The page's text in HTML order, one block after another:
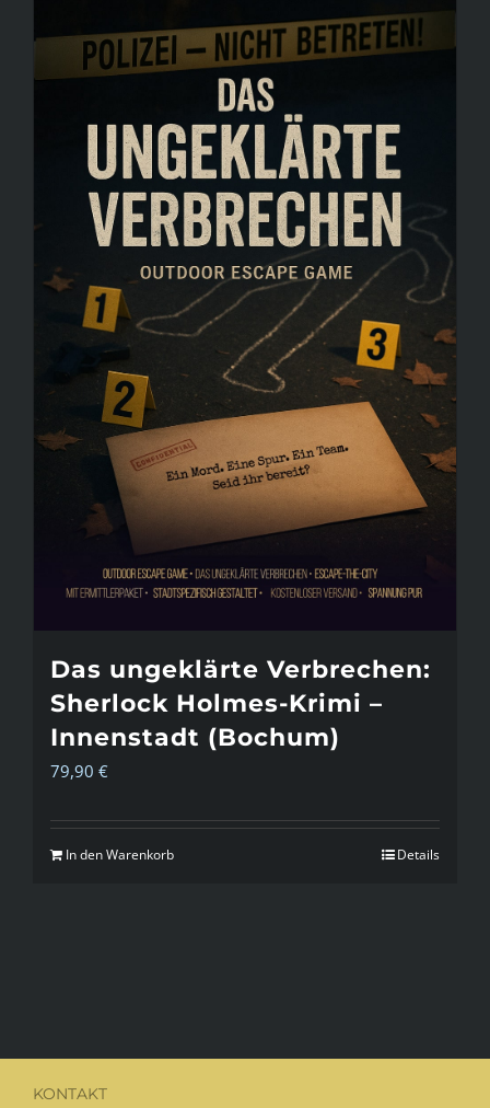
Das ungeklärte Verbrechen:
Sherlock Holmes-Krimi –
Innenstadt (Bochum)
79,90 €
In den Warenkorb Details
KONTAKT